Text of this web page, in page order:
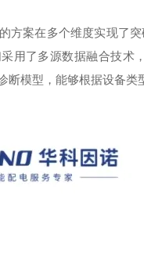
方案在多个维度实现了
用了多源数据融合技术
断模型，能够根据设备